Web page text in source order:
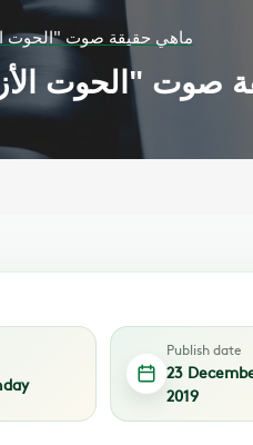
ماهي حقيقة صوت "الحوت
صوت "الحوت
Publish date
23
2019